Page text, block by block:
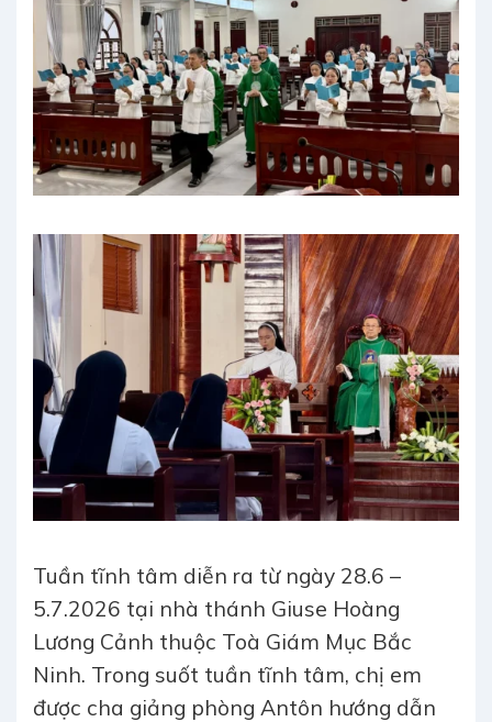
Tuần tĩnh tâm diễn ra từ ngày 28.6 –
5.7.2026 tại nhà thánh Giuse Hoàng
Lương Cảnh thuộc Toà Giám Mục Bắc
Ninh. Trong suốt tuần tĩnh tâm, chị em
được cha giảng phòng Antôn hướng dẫn